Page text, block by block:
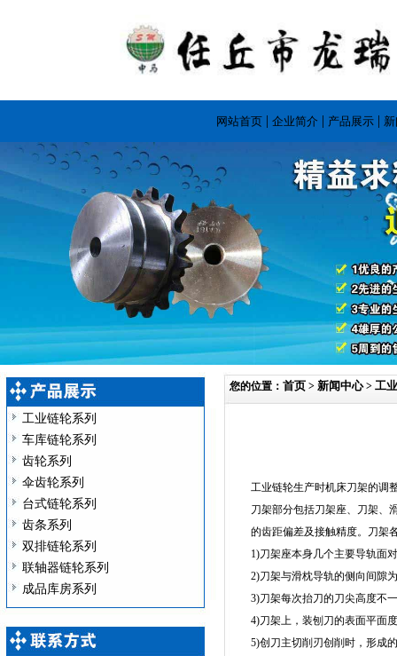
网站首页| 企业简介 | 产品展示|
工业链轮系列
车库链轮系列
齿轮系列
伞齿轮系列
台式链轮系列
齿条系列
双排链轮系列
联轴器链轮系列
成品库房系列
您的位置： 首页 > 新闻中心> 工
工业链轮生产时机床刀架的调
刀架部分包括刀架座、刀架、
的齿距偏差及接触精度。刀架
1)刀架座本身几个主要导轨面
2)刀架与滑枕导轨的侧向间隙
3)刀架每次抬刀的刀尖高度不
4)刀架上，装刨刀的表面平面
5)创刀主切削刃创削时，形成